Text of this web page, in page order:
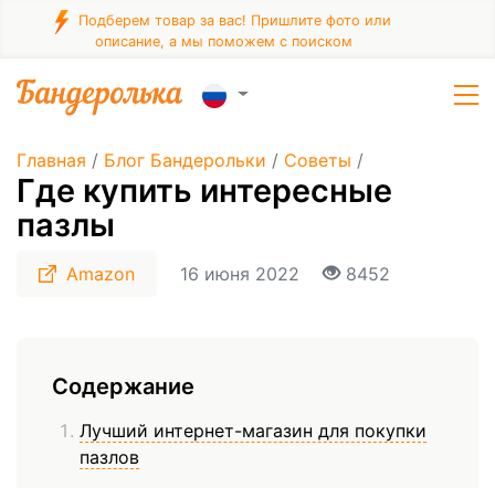
Подберем товар за вас! Пришлите фото или
описание, а мы поможем с поиском
Главная / Блог Бандерольки / Советы /
Где купить интересные
пазлы
Amazon 16 июня 2022 8452
Содержание
Лучший интернет-магазин для покупки
пазлов